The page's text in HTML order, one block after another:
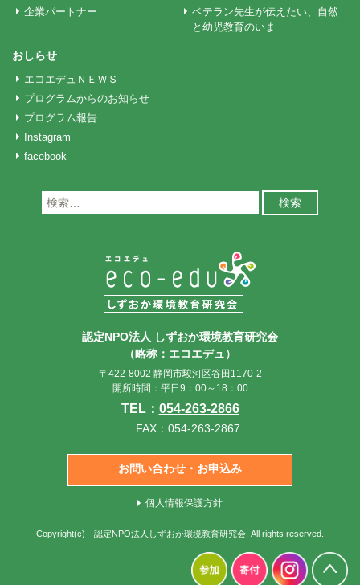
企業パートナー
ベテラン先生が伝えたい、自然
と幼児教育のいま
おしらせ
エコエデュＮＥＷＳ
プログラムからのお知らせ
プログラム報告
Instagram
facebook
検
索:
認定NPO法人 しずおか環境教育研究会
（略称：エコエデュ）
〒422-8002 静岡市駿河区谷田1170-2
開所時間：平日9：00～18：00
TEL： 054-263-2866
FAX：054-263-2867
お問い合わせ・お申込み
個人情報保護方針
Copyright(c) 認定NPO法人しずおか環境教育研究会 . All rights reserved.